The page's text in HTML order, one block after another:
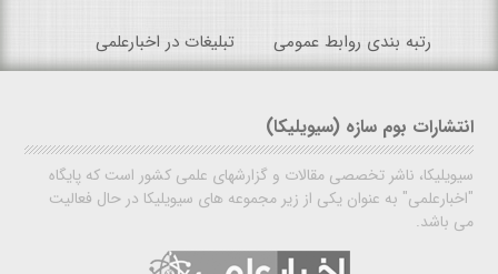
رتبه بندی روابط عمومی تبلیغات در اخبارعلمی
انتشارات بوم سازه (سیویلیکا)
سیویلیکا، ناشر تخصصی مقالات و گزارشهای علمی کشور است که پایگاه
"اخبارعلمی" به عنوان یکی از زیر مجموعه های سیویلیکا در حال فعالیت
می باشد.